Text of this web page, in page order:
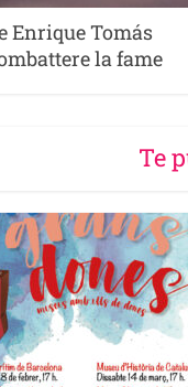
Enrique Tomás
la fame
Te